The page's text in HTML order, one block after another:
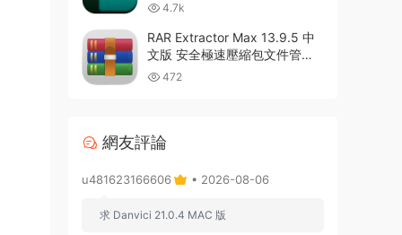
4.7k
RAR Extractor Max 13.9.5 中
文版 安全極速壓縮包文件管理
器 472
網友評論
u481623166606 • 2026-08-06
求 Danvici 21.0.4 MAC 版